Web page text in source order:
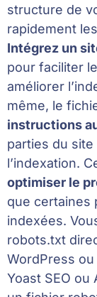
structure de
rapidement
Intégrez un
pour faciliter
améliorer
même, le
instructions
parties du
l’indexation.
optimiser le
que certaines
indexées.
robots.txt
WordPress ou
Yoast SEO ou